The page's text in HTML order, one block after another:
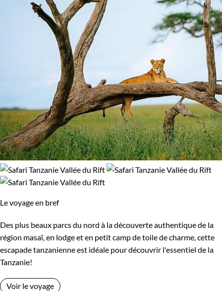
Le voyage en bref
Des plus beaux parcs du nord à la découverte authentique de la
région masaï, en lodge et en petit camp de toile de charme, cette
escapade tanzanienne est idéale pour découvrir l'essentiel de la
Tanzanie!
Voir le voyage